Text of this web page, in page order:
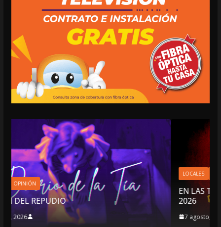
LOCALES OPINIÓN
EN LAS TRIPAS DEL JAGUAR: 07 DE AGOSTO
2026
7 agosto, 2026